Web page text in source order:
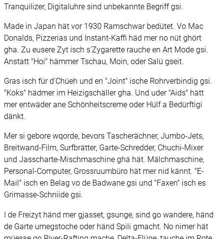
Tranquilizer, Digitaluhre sind unbekannte Begriff gsi.
Made in Japan hät vor 1930 Ramschwar bedütet. Vo Mac
Donalds, Pizzerias und Instant-Kaffi häd mer no nüt ghört
gha. Zu eusere Zyt isch s'Zygarette rauche en Art Mode gsi.
Anstatt "Hoi" hämmer Tschau, Moin, oder Salü gseit.
Gras isch für d'Chüeh und en "Joint" ische Rohrverbindig gsi.
"Koks" hädmer im Heizigschäller gha. Und uder "Aids" hätt
mer entwäder ane Schönheitscreme oder Hülf a Bedürftigi
dänkt.
Mer si gebore wqorde, bevors Tascherächner, Jumbo-Jets,
Breitwand-Film, Surfbrätter, Garte-Schredder, Chuchi-Mixer
und Jasscharte-Mischmaschine ghä hät. Mälchmaschine,
Personal-Computer, Grossruumbüro hät mer nid kännt. "E-
Mail" isch en Belag vo de Badwane gsi und "Faxen" isch es
Grimasse-Schniide gsi.
I de Freizyt händ mer gjasset, gsunge, sind go wandere, händ
de Garte umegstoche oder händ Spili gmacht. No nimer hät